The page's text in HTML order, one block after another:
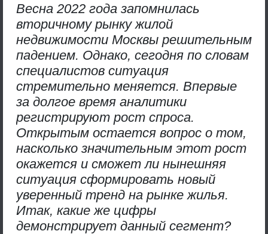
Весна 2022 года запомнилась
вторичному рынку жилой
недвижимости Москвы решительным
падением. Однако, сегодня по словам
специалистов ситуация
стремительно меняется. Впервые
за долгое время аналитики
регистрируют рост спроса.
Открытым остается вопрос о том,
насколько значительным этот рост
окажется и сможет ли нынешняя
ситуация сформировать новый
уверенный тренд на рынке жилья.
Итак, какие же цифры
демонстрирует данный сегмент?